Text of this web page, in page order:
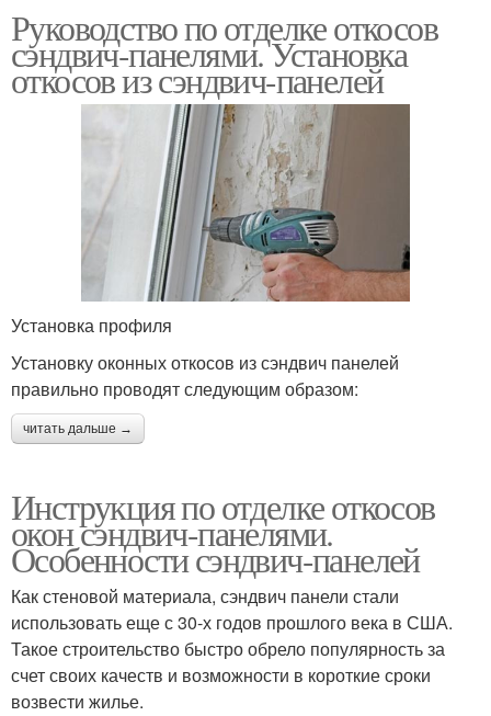
Руководство по отделке откосов
сэндвич-панелями. Установка
откосов из сэндвич-панелей
Установка профиля
Установку оконных откосов из сэндвич панелей
правильно проводят следующим образом:
читать дальше →
Инструкция по отделке откосов
окон сэндвич-панелями.
Особенности сэндвич-панелей
Как стеновой материала, сэндвич панели стали
использовать еще с 30-х годов прошлого века в США.
Такое строительство быстро обрело популярность за
счет своих качеств и возможности в короткие сроки
возвести жилье.